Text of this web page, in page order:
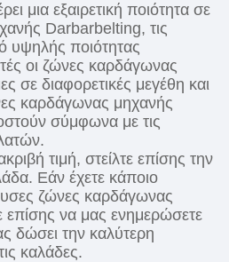
μια εξαιρετική ποιότητα σε
Darbarbelting, τις
υψηλής ποιότητας
οι ζώνες καρδάγωνας
σε διαφορετικές μεγέθη και
καρδάγωνας μηχανής
σύμφωνα με τις
τιμή, στείλτε επίσης την
Εάν έχετε κάποιο
ζώνες καρδάγωνας
επίσης να μας ενημερώσετε
δώσει την καλύτερη
καλάδες.